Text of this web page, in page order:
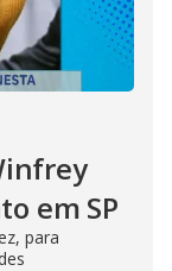
em SP
para